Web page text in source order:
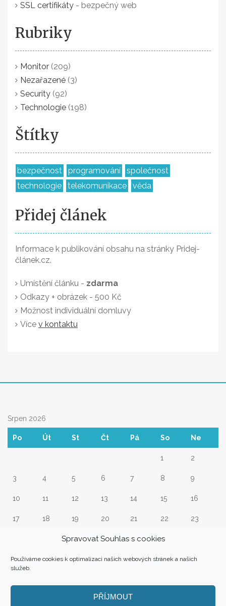
Spravovat Souhlas s cookies
Používáme cookies k optimalizaci našich webových stránek a našich
služeb.
PŘÍJMOUT
SSL certifikáty - bezpečný web
Rubriky
Monitor (209)
Nezařazené (3)
Security (92)
Technologie (198)
Štítky
bezpečnost programování
společnost
technologie
telekomunikace věda
Přidej článek
Informace k publikování obsahu na stránky Pridej-
článek.cz.
Umístění článku - zdarma
Odkazy + obrázek - 500 Kč
Možnost individuální domluvy
Více v kontaktu
Srpen 2026
Po Út St Čt Pá So Ne
1 2
3 4 5 6 7 8 9
10 11 12 13 14 15 16
17 18 19 20 21 22 23
26 27 28 29
31
« Srp